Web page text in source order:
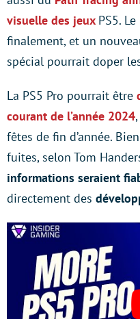
visuelle des jeux PS5.
finalement, et un
spécial pourrait doper
La PS5 Pro pourrait être
courant de l’année 2024
fêtes de fin d’année.
fuites, selon Tom
informations seraient
directement des